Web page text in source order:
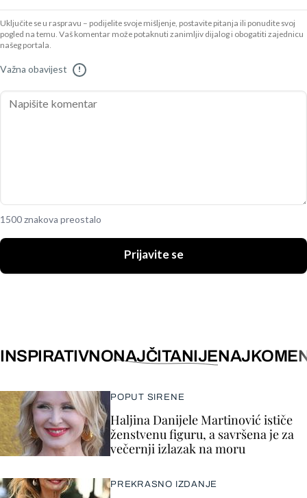
Uključite se u raspravu – podijelite svoje mišljenje, postavite pitanja ili ponudite svoj
pogled na temu. Vaš komentar može potaknuti zanimljiv dijalog i obogatiti zajednicu
našeg portala.
Važna obavijest !
1500 znakova preostalo
Prijavite se
INSPIRATIVNONAJČITANIJE
POPUT SIRENE
Haljina Danijele Martinović ističe
ženstvenu figuru, a savršena je za
večernji izlazak na moru
PREKRASNO IZDANJE